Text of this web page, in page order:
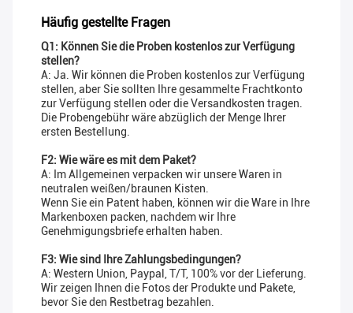
Häufig gestellte Fragen
Q1: Können Sie die Proben kostenlos zur Verfügung
stellen?
A: Ja. Wir können die Proben kostenlos zur Verfügung
stellen, aber Sie sollten Ihre gesammelte Frachtkonto
zur Verfügung stellen oder die Versandkosten tragen.
Die Probengebühr wäre abzüglich der Menge Ihrer
ersten Bestellung.
F2: Wie wäre es mit dem Paket?
A: Im Allgemeinen verpacken wir unsere Waren in
neutralen weißen/braunen Kisten.
Wenn Sie ein Patent haben, können wir die Ware in Ihre
Markenboxen packen, nachdem wir Ihre
Genehmigungsbriefe erhalten haben.
F3: Wie sind Ihre Zahlungsbedingungen?
A: Western Union, Paypal, T/T, 100% vor der Lieferung.
Wir zeigen Ihnen die Fotos der Produkte und Pakete,
bevor Sie den Restbetrag bezahlen.